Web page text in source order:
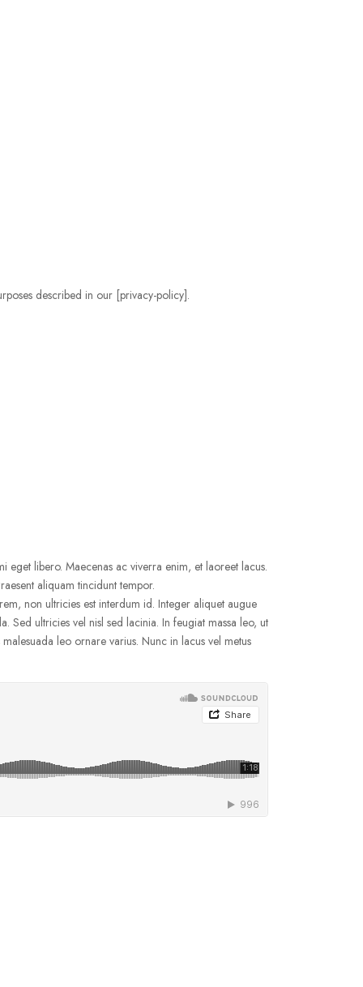
described in our [privacy-policy].
libero. Maecenas ac viverra enim, et laoreet lacus.
aliquam tincidunt tempor.
non ultricies est interdum id. Integer aliquet augue
Sed ultricies vel nisl sed lacinia. In feugiat massa leo, ut
leo ornare varius. Nunc in lacus vel metus